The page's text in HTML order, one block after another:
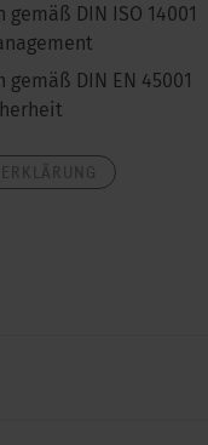
gemäß DIN ISO 14001
gemäß DIN EN 45001